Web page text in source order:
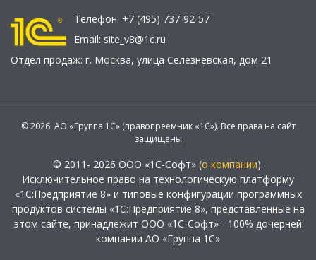
Телефон: +7 (495) 737-92-57
Email: site_v8@1c.ru
Отдел продаж: г. Москва, улица Селезнёвская, дом 21
© 2026 АО «Группа 1С» (правопреемник «1С»). Все права на сайт
защищены
© 2011- 2026 ООО «1С-Софт» (о компании).
Исключительное право на технологическую платформу
«1С:Предприятие 8» и типовые конфигурации программных
продуктов системы «1С:Предприятие 8», представленные на
этом сайте, принадлежит ООО «1С-Софт» - 100% дочерней
компании АО «Группа 1С»